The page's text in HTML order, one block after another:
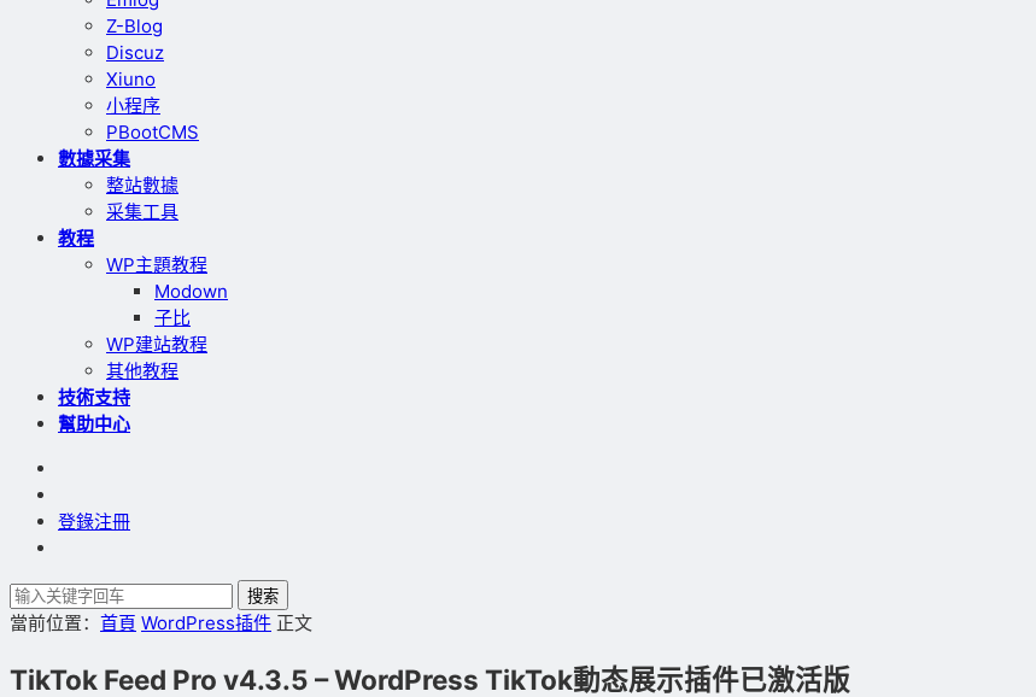
Z-Blog
Discuz
Xiuno
小程序
PBootCMS
數據采集
整站數據
采集工具
教程
WP主題教程
Modown
子比
WP建站教程
其他教程
技術支持
幫助中心
登錄注冊
搜索
當前位置： 首頁 WordPress插件 正文
TikTok Feed Pro v4.3.5 – WordPress TikTok動态展示插件已激活版